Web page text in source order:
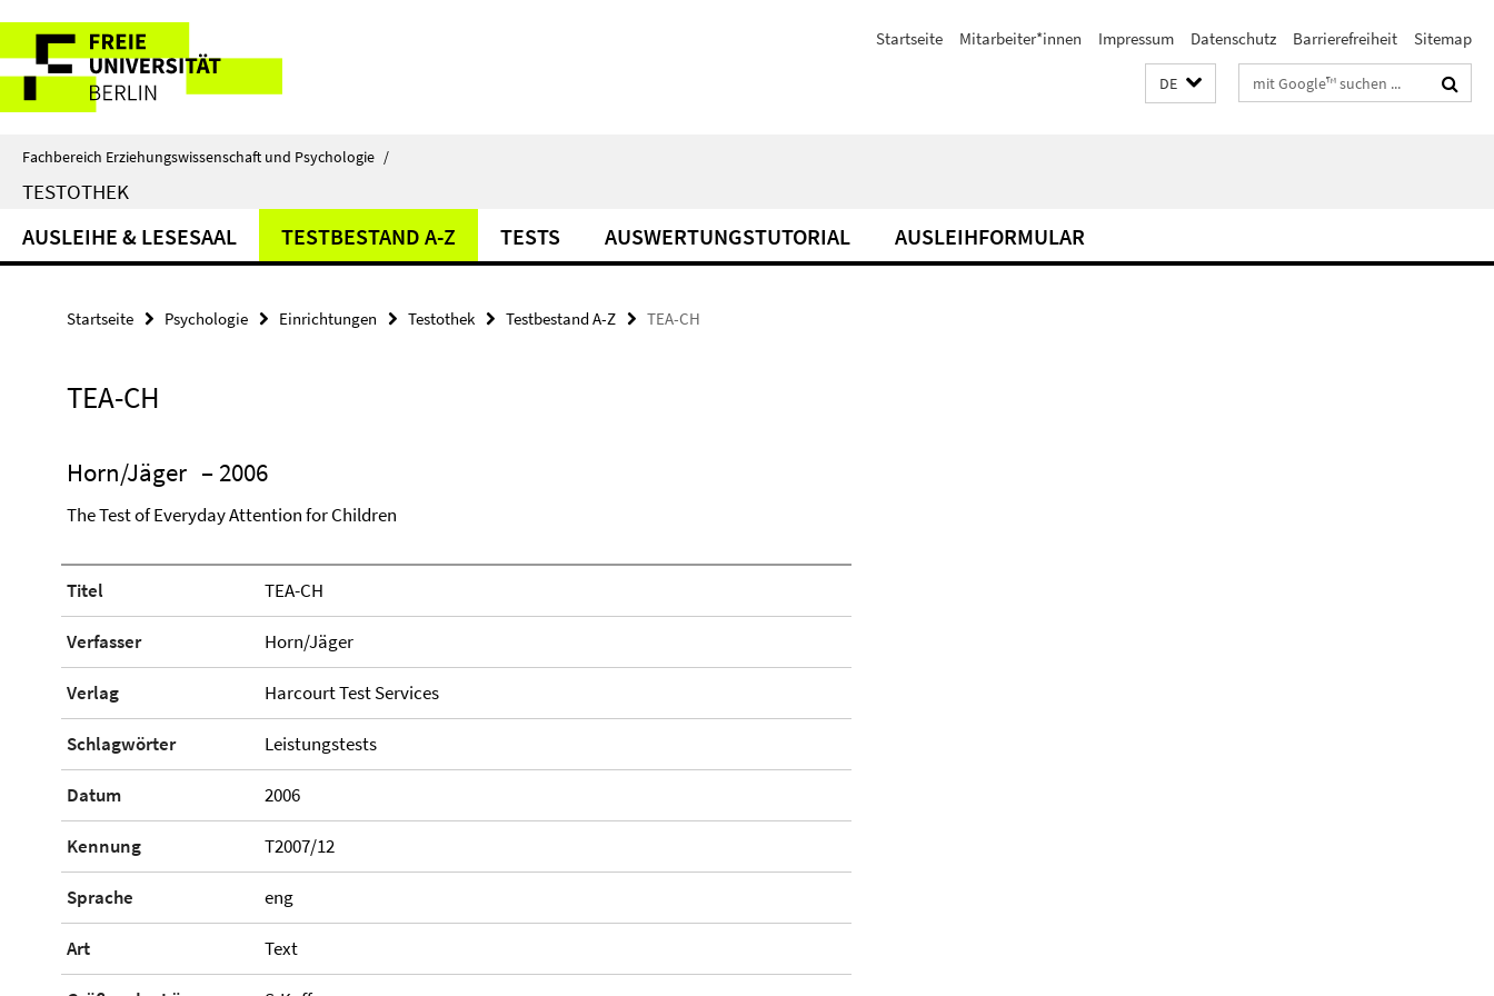
direkt
Inhalt
Service-
Navigation
Startseite Mitarbeiter*innen Impressum Datenschutz Barrierefreiheit Sitemap
DE Suchbegriffe
Fachbereich Erziehungswissenschaft und Psychologie /
TESTOTHEK
AUSLEIHE & LESESAAL TESTBESTAND A-Z TESTS AUSWERTUNGSTUTORIAL AUSLEIHFORMULAR
Startseite Psychologie Einrichtungen Testothek Testbestand A-Z TEA-CH
TEA-CH
Horn/Jäger – 2006
The Test of Everyday Attention for Children
Titel TEA-CH
Verfasser Horn/Jäger
Verlag Harcourt Test Services
Schlagwörter Leistungstests
Datum 2006
Kennung T2007/12
Sprache eng
Art Text